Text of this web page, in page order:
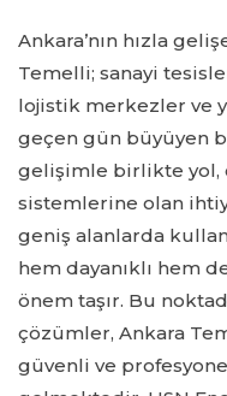
Ankara’nın hızla
Temelli; sanayi
lojistik merkezler ve
geçen gün büyüyen
gelişimle birlikte yol,
sistemlerine olan
geniş alanlarda
hem dayanıklı hem
önem taşır. Bu
çözümler, Ankara
güvenli ve